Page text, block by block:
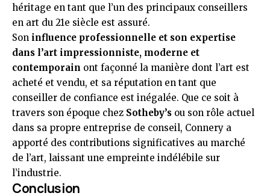
héritage en tant que l’un des principaux conseillers
en art du 21e siècle est assuré.
Son influence professionnelle et son expertise
dans l’art impressionniste, moderne et
contemporain ont façonné la manière dont l’art est
acheté et vendu, et sa réputation en tant que
conseiller de confiance est inégalée. Que ce soit à
travers son époque chez Sotheby’s ou son rôle actuel
dans sa propre entreprise de conseil, Connery a
apporté des contributions significatives au marché
de l’art, laissant une empreinte indélébile sur
l’industrie.
Conclusion